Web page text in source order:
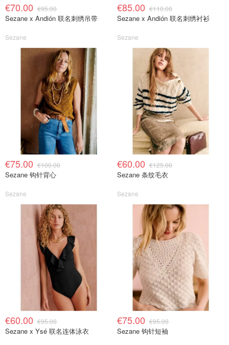
€70.00 €95.00
Sezane x Andión 联名刺绣吊带
Sezane
€85.00 €110.00
Sezane x Andión 联名刺绣衬衫
Sezane
€75.00 €100.00
Sezane 钩针背心
Sezane
€60.00 €125.00
Sezane 条纹毛衣
Sezane
€60.00 €95.00
Sezane x Ysé 联名连体泳衣
€75.00 €95.00
Sezane 钩针短袖